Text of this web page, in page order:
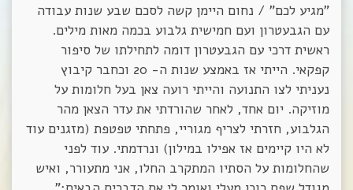
"מגיע לכם" / נחום היימן קשה לסכם שבע שנות עבודה
עם הגבעטרון ועם חמישית גלבוע בכמה מאות מילים.
ראשית דרכי עם הגבעטרון דומה לתחילתו של סיפור
קפקאי. הייתי אז באמצע שנות ה- 20 וכחבר קיבוץ
נעניתי לצו התנועה והייתי רועה צאן בעל חלומות על
מוזיקה. יום אחד, לאחר שהורדתי את עדר הצאן מהר
הגלבוע, חזרתי לצריף מגוריי, פתחתי טפטפת (מזגנים עוד
לא היו קיימים אז אפילו במילון) ונרדמתי. עוד לפני
שהחלומות על הסתיו המתקרב החלו, אני מתעורר, ואיש